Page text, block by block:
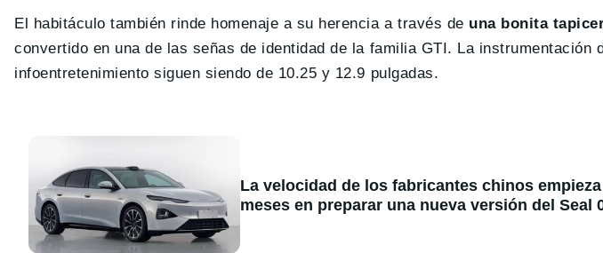
El habitáculo también rinde homenaje a su herencia a través de una bonita
convertido en una de las señas de identidad de la familia GTI. La
infoentretenimiento siguen siendo de 10.25 y 12.9 pulgadas .
La velocidad de los fabricantes chinos
meses en preparar una nueva versión del Seal